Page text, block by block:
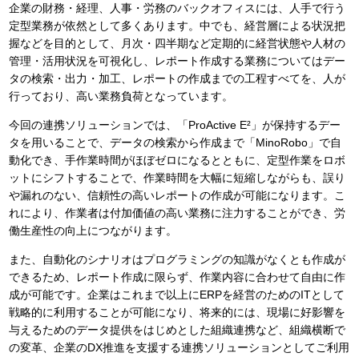
企業の財務・経理、人事・労務のバックオフィスには、人手で行う
定型業務が依然として多くあります。中でも、経営層による状況把
握などを目的として、月次・四半期など定期的に経営状態や人材の
管理・活用状況を可視化し、レポート作成する業務についてはデー
タの検索・出力・加工、レポートの作成までの工程すべてを、人が
行っており、高い業務負荷となっています。
今回の連携ソリューションでは、「ProActive E²」が保持するデー
タを用いることで、データの検索から作成まで「MinoRobo」で自
動化でき、手作業時間がほぼゼロになるとともに、定型作業をロボ
ットにシフトすることで、作業時間を大幅に短縮しながらも、誤り
や漏れのない、信頼性の高いレポートの作成が可能になります。こ
れにより、作業者は付加価値の高い業務に注力することができ、労
働生産性の向上につながります。
また、自動化のシナリオはプログラミングの知識がなくとも作成が
できるため、レポート作成に限らず、作業内容に合わせて自由に作
成が可能です。企業はこれまで以上にERPを経営のためのITとして
戦略的に利用することが可能になり、将来的には、現場に好影響を
与えるためのデータ提供をはじめとした組織連携など、組織横断で
の変革、企業のDX推進を支援する連携ソリューションとしてご利用